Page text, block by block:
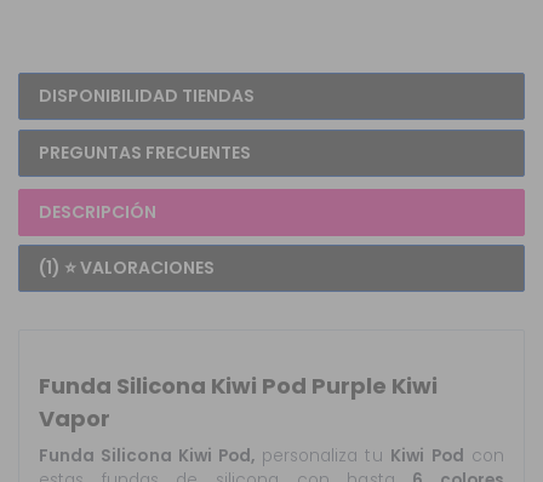
DISPONIBILIDAD TIENDAS
PREGUNTAS FRECUENTES
DESCRIPCIÓN
(1) ⭐ VALORACIONES
Funda Silicona Kiwi Pod Purple Kiwi
Vapor
Funda Silicona Kiwi Pod,personaliza tu Kiwi Pod con